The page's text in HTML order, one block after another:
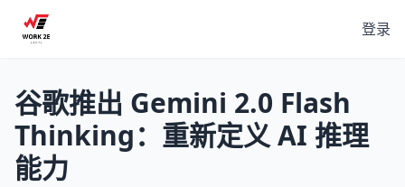
登录
谷歌推出 Gemini 2.0 Flash
Thinking：重新定义 AI 推理
能力